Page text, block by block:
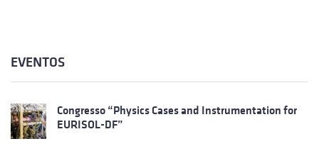
EVENTOS
Congresso “Physics Cases and Instrumentation for
EURISOL-DF”